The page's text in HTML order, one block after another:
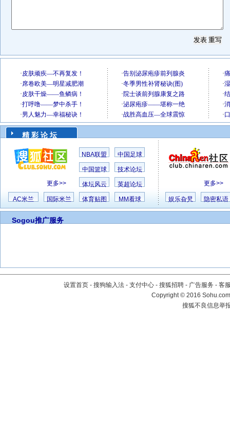
精 彩 论 坛
更多>>
NBA联盟 中国足球
中国篮球 技术论坛
体坛风云 英超论坛
AC米兰 国际米兰 体育贴图 MM看球
更多>>
娱乐旮旯 隐密私语
Sogou推广服务
设置首页 - 搜狗输入法 - 支付中心 - 搜狐招聘 - 广告服务 - 客
Copyright©2016
搜狐不良信息举